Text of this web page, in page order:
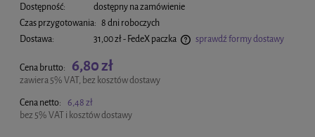
Dostępność:
dostępny na zamówienie
Czas przygotowania: 8 dni roboczych
Dostawa:
31,00 zł- FedeX paczka sprawdź formy dostawy
Cena brutto: 6,80 zł
zawiera 5% VAT, bez kosztów dostawy
Cena netto: 6,48 zł
bez 5% VAT i kosztów dostawy